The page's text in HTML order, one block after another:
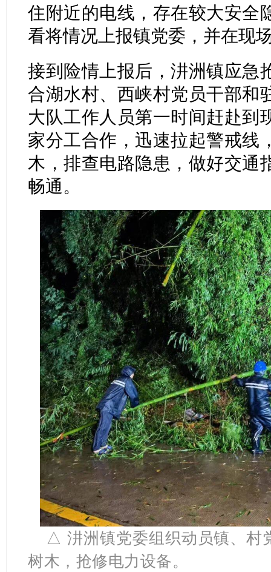
住附近的电线，存在较大安全
看将情况上报镇党委，并在现
接到险情上报后，汫洲镇应急
合湖水村、西峡村党员干部和
大队工作人员第一时间赶赴到
家分工合作，迅速拉起警戒线
木，排查电路隐患，做好交通
畅通。
△汫洲镇党委组织动员镇、村
树木，抢修电力设备。